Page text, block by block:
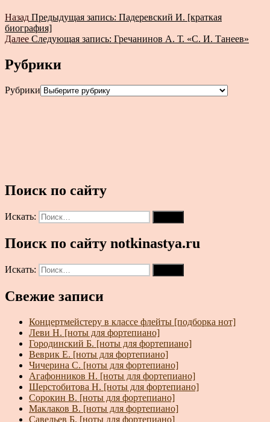
Назад Предыдущая запись: Падеревский И. [краткая
биография]
Далее Следующая запись: Гречанинов А. Т. «С. И. Танеев»
Рубрики
Рубрики
Поиск по сайту
Искать:
Поиск по сайту notkinastya.ru
Искать:
Свежие записи
Концертмейстеру в классе флейты [подборка нот]
Леви Н. [ноты для фортепиано]
Городинский Б. [ноты для фортепиано]
Веврик Е. [ноты для фортепиано]
Чичерина С. [ноты для фортепиано]
Агафонников Н. [ноты для фортепиано]
Шерстобитова Н. [ноты для фортепиано]
Сорокин В. [ноты для фортепиано]
Маклаков В. [ноты для фортепиано]
Савельев Б. [ноты для фортепиано]